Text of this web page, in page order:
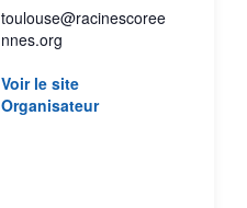
toulouse@racinescoree
nnes.org
Voir le site
Organisateur